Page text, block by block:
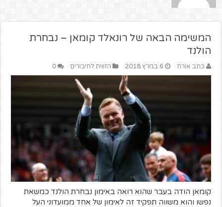
המשימה הבאה של רונאלד קומאן – נבחרת
הולנד
כתב אורח 6 במרץ 2018 הזווית לחיבורים 0
קומאן הודה בעבר שהוא רואה באימון נבחרת הולנד כמשאת
נפשו והוא משווה תפקיד זה לאימון של אחד ממועדוני העל